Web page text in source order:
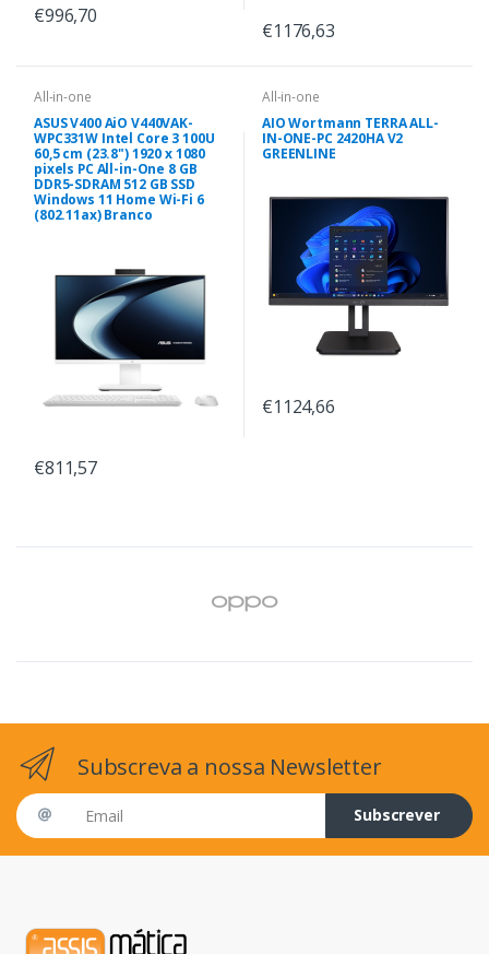
€996,70
€1176,63
All-in-one
ASUS V400 AiO V440VAK-
WPC331W Intel Core 3 100U
60,5 cm (23.8") 1920 x 1080
pixels PC All-in-One 8 GB
DDR5-SDRAM 512 GB SSD
Windows 11 Home Wi-Fi 6
(802.11ax) Branco
€811,57
All-in-one
AIO Wortmann TERRA ALL-
IN-ONE-PC 2420HA V2
GREENLINE
€1124,66
Subscreva a nossa Newsletter
Email address
Subscrever